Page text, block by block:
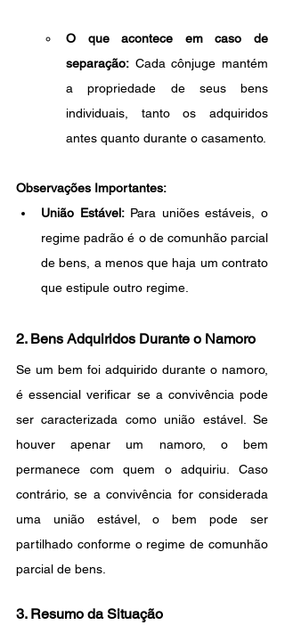
O que acontece em caso de
separação: Cada cônjuge mantém
a propriedade de seus bens
individuais, tanto os adquiridos
antes quanto durante o casamento.
Observações Importantes:
União Estável: Para uniões estáveis, o
regime padrão é o de comunhão parcial
de bens, a menos que haja um contrato
que estipule outro regime.
2. Bens Adquiridos Durante o Namoro
Se um bem foi adquirido durante o namoro,
é essencial verificar se a convivência pode
ser caracterizada como união estável. Se
houver apenar um namoro, o bem
permanece com quem o adquiriu. Caso
contrário, se a convivência for considerada
uma união estável, o bem pode ser
partilhado conforme o regime de comunhão
parcial de bens.
3. Resumo da Situação